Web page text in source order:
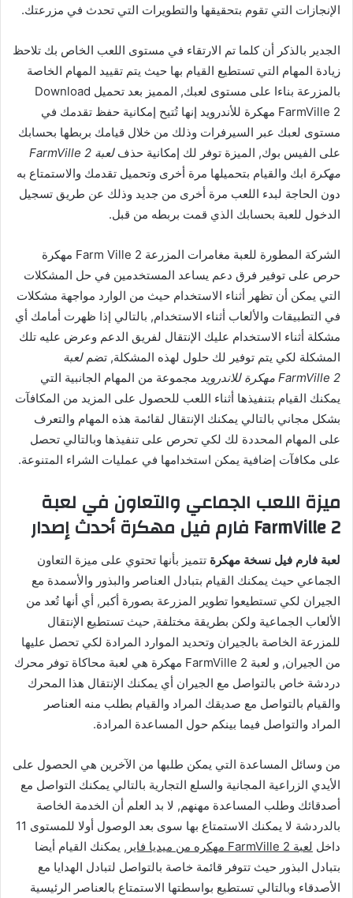
الإنجازات التي تقوم بتحقيقها والتطويرات التي تحدث في مزرعتك.
الجدير بالذكر أن كلما تم الارتقاء في مستوى اللعب الخاص بك تلاحظ
زيادة المهام التي تستطيع القيام بها حيث يتم تقييد المهام الخاصة
بالمزرعة بناءا على مستوى لعبك, المميز بعد تحميل Download
FarmVille 2 مهكرة للأندرويد إنها تُتيح إمكانية حفظ تقدمك في
مستوى لعبك عبر السيرفرات وذلك من خلال قيامك بربطها بحسابك
على الفيس بوك, الميزة توفر لك إمكانية حذف
لعبة FarmVille 2
مهكرة ابك والقيام بتحميلها مرة أخرى وتحميل تقدمك والاستمتاع به
دون الحاجة لبدء اللعب مرة أخرى من جديد وذلك عن طريق تسجيل
الدخول للعبة بحسابك الذي قمت بربطه من قبل.
الشركة المطورة للعبة مغامرات المزرعة Farm Ville 2 مهكرة
حرص على توفير فرق دعم يساعد المستخدمين في حل المشكلات
التي يمكن أن تظهر أثناء الاستخدام حيث من الوارد مواجهة مشكلات
في التطبيقات والألعاب أثناء الاستخدام, بالتالي إذا ظهرت أمامك أي
مشكلة أثناء الاستخدام عليك الإنتقال لفريق الدعم وعرض عليه تلك
المشكلة لكي يتم توفير لك حلول لهذه المشكلة, تضملعبة
FarmVille 2 مهكرة للاندرويد
مجموعة من المهام الجانبية التي
يمكنك القيام بتنفيذها أثناء اللعب للحصول على المزيد من المكافآت
بشكل مجاني بالتالي يمكنك الإنتقال لقائمة هذه المهام والتعرف
على المهام المحددة لك لكي تحرص على تنفيذها وبالتالي تحصل
على مكافآت إضافية يمكن استخدامها في عمليات الشراء المتنوعة.
ميزة اللعب الجماعي والتعاون في لعبة
FarmVille 2 فارم فيل مهكرة أحدث إصدار
لعبة فارم فيل نسخة مهكرة تتميز بأنها تحتوي على ميزة التعاون
الجماعي حيث يمكنك القيام بتبادل العناصر والبذور والأسمدة مع
الجيران لكي تستطيعوا تطوير المزرعة بصورة أكبر, أي أنها تُعد من
الألعاب الجماعية ولكن بطريقة مختلفة, حيث تستطيع الإنتقال
للمزرعة الخاصة بالجيران وتحديد الموارد المرادة لكي تحصل عليها
من الجيران, و لعبة FarmVille 2 مهكرة هي لعبة محاكاة توفر محرك
دردشة خاص بالتواصل مع الجيران أي يمكنك الإنتقال هذا المحرك
والقيام بالتواصل مع صديقك المراد والقيام بطلب منه العناصر
المراد والتواصل فيما بينكم حول المساعدة المرادة.
من وسائل المساعدة التي يمكن طلبها من الآخرين هي الحصول على
الأيدي الزراعية المجانية والسلع التجارية بالتالي يمكنك التواصل مع
أصدقائك وطلب المساعدة مهنهم, لا بد العلم أن الخدمة الخاصة
بالدردشة لا يمكنك الاستمتاع بها سوى بعد الوصول أولا للمستوى 11
داخل لعبة FarmVille 2 مهكره من ميديا فاير
, يمكنك القيام أيضا
بتبادل البذور حيث تتوفر قائمة خاصة بالتواصل لتبادل الهدايا مع
الأصدقاء وبالتالي تستطيع بواسطتها الاستمتاع بالعناصر الرئيسية